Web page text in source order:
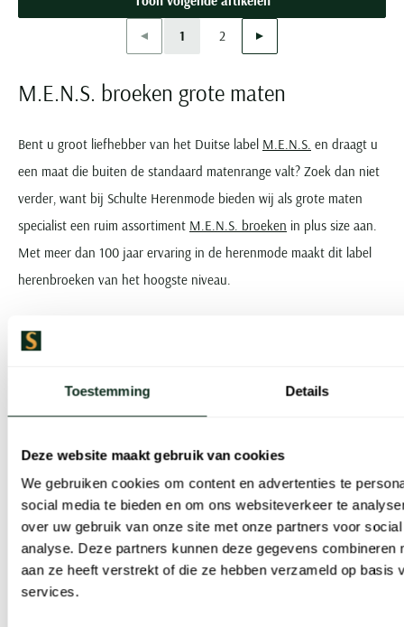
Toestemming Details
Deze website maakt gebruik van cookies
We gebruiken cookies om content en advertenties te
social media te bieden en om ons websiteverkeer te
over uw gebruik van onze site met onze partners voor
analyse. Deze partners kunnen deze gegevens combineren
aan ze heeft verstrekt of die ze hebben verzameld op basis
services.
Vorige
Current Page
1
Page
2 Volgende
M.E.N.S. broeken grote maten
Bent u groot liefhebber van het Duitse label M.E.N.S. en draagt u
een maat die buiten de standaard matenrange valt? Zoek dan niet
verder, want bij Schulte Herenmode bieden wij als grote maten
specialist een ruim assortiment M.E.N.S. broeken in plus size aan.
Met meer dan 100 jaar ervaring in de herenmode maakt dit label
herenbroeken van het hoogste niveau.
De veelzijdige en klassieke collecties van het merk voorzien ook de
collectie M.E.N.S.broeken in grote maten
voor heren en kies uit
een breed scala van geklede broeken en pantalons, tot sportieve
M.E.N.S. broeken in grote maten: kwaliteit, stijl en
draagcomfort
Als grote maten specialist bieden wij met veel trots een ruime
collectie plus size herenkleding aan van gerenommeerde merken,